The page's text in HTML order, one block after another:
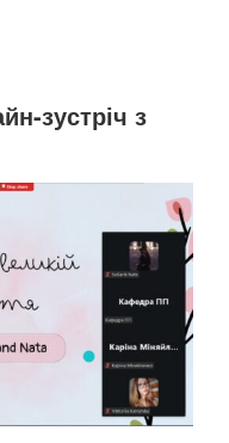
зустріч з